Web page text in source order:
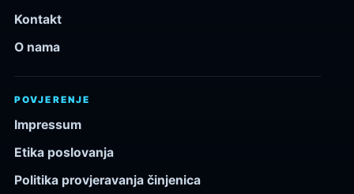
Kontakt
O nama
POVJERENJE
Impressum
Etika poslovanja
Politika provjeravanja činjenica